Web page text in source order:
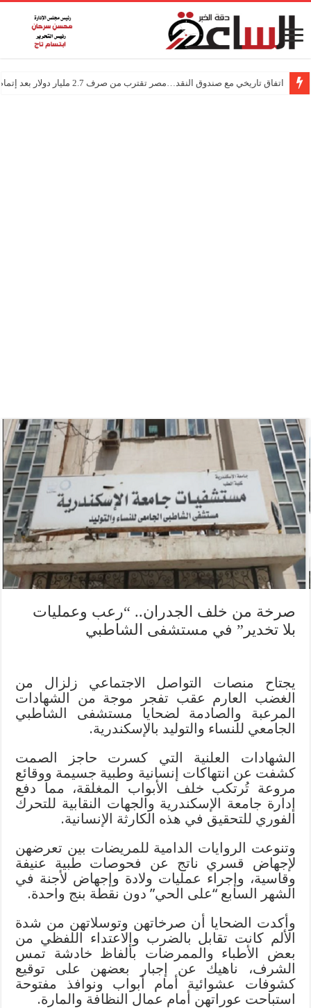
اتفاق تاريخي مع صندوق النقد…مصر تقترب من صرف 2.7 مليار دولار بعد إتمام المراجعتين
درجات الحرارة اليوم في مصر… أجواء باردة مع أمطار خفيفة
صرخة من خلف الجدران.. “رعب وعمليات
بلا تخدير” في مستشفى الشاطبي
يجتاح منصات التواصل الاجتماعي زلزال من
الغضب العارم عقب تفجر موجة من الشهادات
المرعبة والصادمة لضحايا مستشفى الشاطبي
الجامعي للنساء والتوليد بالإسكندرية.
الشهادات العلنية التي كسرت حاجز الصمت
كشفت عن انتهاكات إنسانية وطبية جسيمة ووقائع
مروعة تُرتكب خلف الأبواب المغلقة، مما دفع
إدارة جامعة الإسكندرية والجهات النقابية للتحرك
الفوري للتحقيق في هذه الكارثة الإنسانية.
وتنوعت الروايات الدامية للمريضات بين تعرضهن
لإجهاض قسري ناتج عن فحوصات طبية عنيفة
وقاسية، وإجراء عمليات ولادة وإجهاض لأجنة في
الشهر السابع “على الحي” دون نقطة بنج واحدة.
وأكدت الضحايا أن صرخاتهن وتوسلاتهن من شدة
الألم كانت تقابل بالضرب والاعتداء اللفظي من
بعض الأطباء والممرضات بألفاظ خادشة تمس
الشرف، ناهيك عن إجبار بعضهن على توقيع
كشوفات عشوائية أمام أبواب ونوافذ مفتوحة
استباحت عوراتهن أمام عمال النظافة والمارة.